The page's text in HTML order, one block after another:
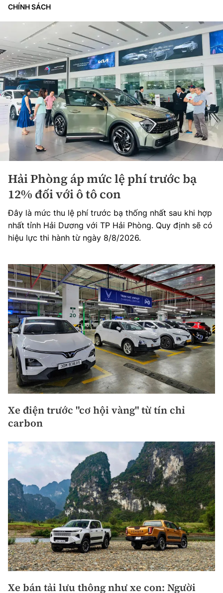
CHÍNH SÁCH
Hải Phòng áp mức lệ phí trước bạ
12% đối với ô tô con
Đây là mức thu lệ phí trước bạ thống nhất sau khi hợp
nhất tỉnh Hải Dương với TP Hải Phòng. Quy định sẽ có
hiệu lực thi hành từ ngày 8/8/2026.
Xe điện trước "cơ hội vàng" từ tín chỉ
carbon
Xe bán tải lưu thông như xe con: Người